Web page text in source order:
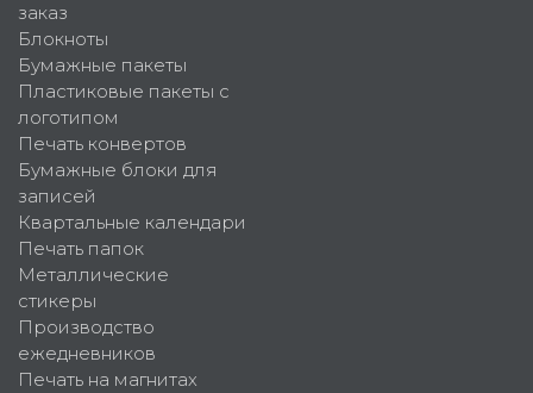
заказ
Блокноты
Бумажные пакеты
Пластиковые пакеты с
логотипом
Печать конвертов
Бумажные блоки для
записей
Квартальные календари
Печать папок
Металлические
стикеры
Производство
ежедневников
Печать на магнитах